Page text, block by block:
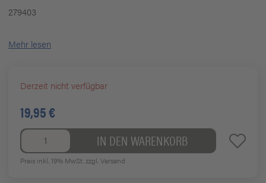
279403
Mehr lesen
Derzeit nicht verfügbar
19,95 €
IN DEN WARENKORB
Preis inkl. 19% MwSt.zzgl. Versand